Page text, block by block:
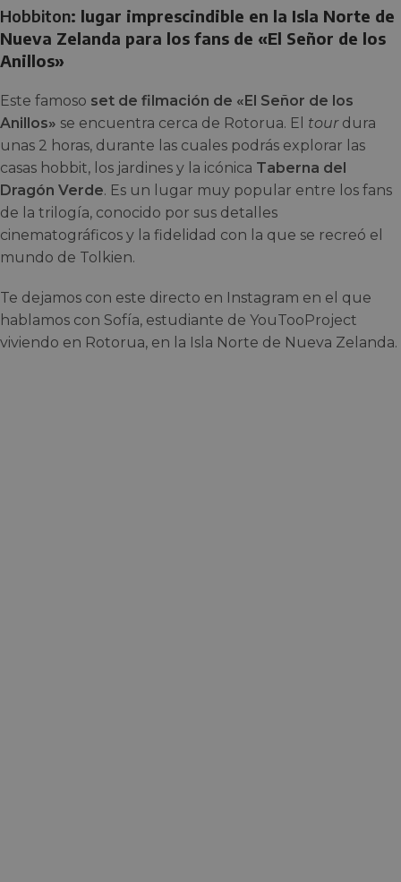
Hobbiton: lugar imprescindible en la Isla Norte de
Nueva Zelanda para los fans de «El Señor de los
Anillos»
Este famoso set de filmación de «El Señor de los
Anillos» se encuentra cerca de Rotorua. El tourdura
unas 2 horas, durante las cuales podrás explorar las
casas hobbit, los jardines y la icónica Taberna del
Dragón Verde. Es un lugar muy popular entre los fans
de la trilogía, conocido por sus detalles
cinematográficos y la fidelidad con la que se recreó el
mundo de Tolkien.
Te dejamos con este directo en Instagram en el que
hablamos con Sofía, estudiante de YouTooProject
viviendo en Rotorua, en la Isla Norte de Nueva Zelanda.